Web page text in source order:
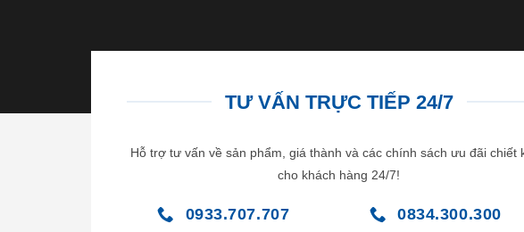
TƯ VẤN TRỰC TIẾP 24/7
Hỗ trợ tư vấn về sản phẩm, giá thành và các chính sách ưu đãi chiết
cho khách hàng 24/7!
0933.707.707 0834.300.300